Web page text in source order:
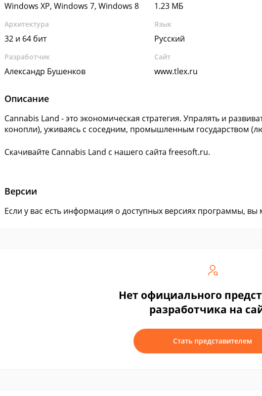
Windows XP, Windows 7, Windows 8 1.23 МБ
Архитектура
32 и 64 бит
Язык
Русский
Разработчик
Александр Бушенков
Сайт
www.tlex.ru
Описание
Cannabis Land - это экономическая стратегия. Упралять и
конопли), уживаясь с соседним, промышленным государством
Скачивайте Cannabis Land с нашего сайта freesoft.ru.
Версии
Если у вас есть информация о доступных версиях программы,
Нет официального
разработчика на
Стать представителем